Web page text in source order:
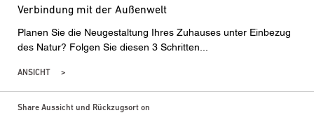
Verbindung mit der Außenwelt
Planen Sie die Neugestaltung Ihres Zuhauses unter Einbezug
des Natur? Folgen Sie diesen 3 Schritten...
ANSICHT
Share Aussicht und Rückzugsort on